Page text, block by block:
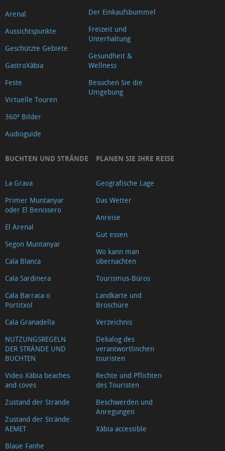
Antoni
Mirador
Cap
Negre
del
Portitxol
de
Mirador
la
Falzia
Mirador
Caletes
Mirador
de
Pesqueres
Mirador
els
Molins
de
la
Plana
Mirador
Arenal
Aussichtspunkte
Geschützte Gebiete
GastroXàbia
Feste
Virtuelle Touren
360º Bilder
Audioguide
Der Einkaufsbummel
Freizeit und
Unterhaltung
Gesundheit &
Wellness
Besuchen Sie die
Umgebung
BUCHTEN UND STRÄNDE
La Grava
Primer Muntanyar
oder El Benissero
El Arenal
Segon Muntanyar
Cala Blanca
Cala Sardinera
Cala Barraca o
Portitxol
Cala Granadella
NUTZUNGSREGELN
DER STRÄNDE UND
BUCHTEN
Video Xàbia beaches
and coves
Zustand der Strände
Zustand der Strände.
AEMET
Blaue Fanhe
PLANEN SIE IHRE REISE
Geografische Lage
Das Wetter
Anreise
Gut essen
Wo kann man
übernachten
Tourismus-Büros
Landkarte und
Broschüre
Verzeichnis
Dekalog des
verantwortlinchen
touristen
Rechte und Pflichten
des Touristen
Beschwerden und
Anregungen
Xàbia accessible